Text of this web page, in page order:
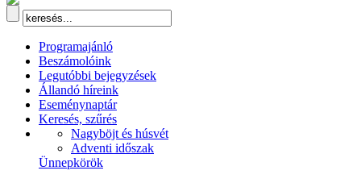
Programajánló
Beszámolóink
Legutóbbi bejegyzések
Állandó híreink
Eseménynaptár
Keresés, szűrés
Nagyböjt és húsvét
Adventi időszak
Ünnepkörök